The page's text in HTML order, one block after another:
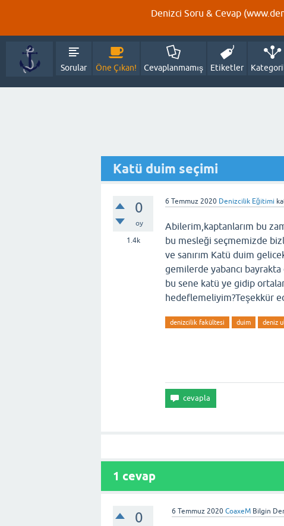
Denizci Soru & Cevap
Sorular Öne Çıkan! Cevaplanmamış Etiketler
Katü duim seçimi
0
oy
1.4k
6 Temmuz 2020 Denizcilik Eğitimi
Abilerim,kaptanlarım bu
bu mesleği seçmemizde
ve sanırım Katü duim
gemilerde yabancı bayrakta
bu sene katü ye gidip
hedeflemeliyim?Teşekkür
denizcilik fakültesi duim deniz
1 cevap
0 6 Temmuz 2020 CoaxeM Bilgin